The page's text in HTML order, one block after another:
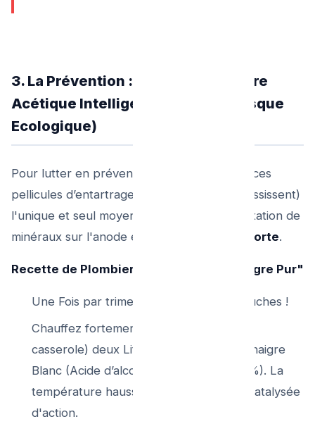
3. La Prévention : Utiliser le Vinaigre
Acétique Intelligemment (Sans Risque
Ecologique)
Pour lutter en prévention pure (sur les douces
pellicules d’entartrage avant qu’elles ne grossissent)
l'unique et seul moyen d'empêcher cette fixation de
minéraux sur l'anode est la
dilution acide forte.
Recette de Plombier 1 : "La Nuit du Vinaigre Pur"
Une Fois par trimestre pour salle de douches !
Chauffez fortement (limite bouillant à la
casserole) deux Litres de traditionnel Vinaigre
Blanc (Acide d’alcool type ménage à 14%). La
température hausse follement l'acidité catalysée
d'action.